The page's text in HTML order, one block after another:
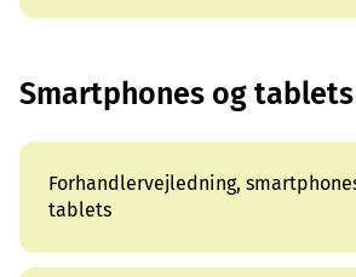
Smartphones og tablets
Forhandlervejledning,
tablets